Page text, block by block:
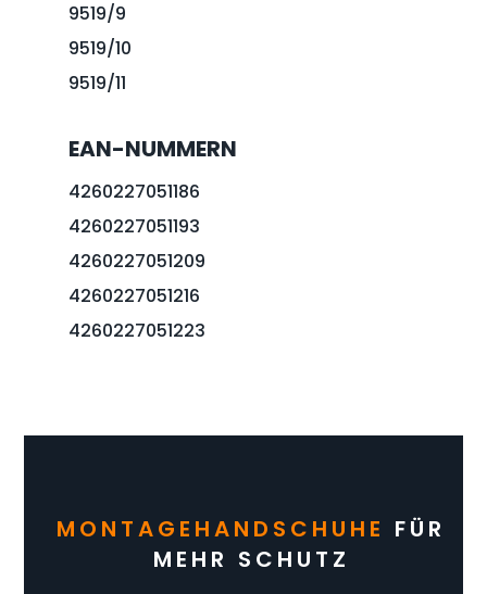
9519/9
9519/10
9519/11
EAN-NUMMERN
4260227051186
4260227051193
4260227051209
4260227051216
4260227051223
MONTAGEHANDSCHUHE FÜR
MEHR SCHUTZ